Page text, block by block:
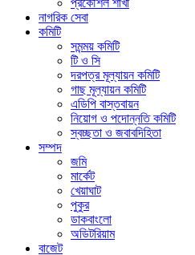
প্রকৌশল শাখা
নাগরিক সেবা
কমিটি
সমন্ময় কমিটি
টি ও সি
দরপত্র মূল্যায়ন কমিটি
গাছ মূল্যায়ন কমিটি
এডিপি বাস্তবায়ন
নিয়োগ ও পদোন্নতি কমিটি
স্বচ্ছতা ও জবাবদিহিতা
সম্পদ
জমি
মার্কেট
খেয়াঘাট
পুকুর
ডাকবাংলো
অডিটরিয়াম
বাজেট